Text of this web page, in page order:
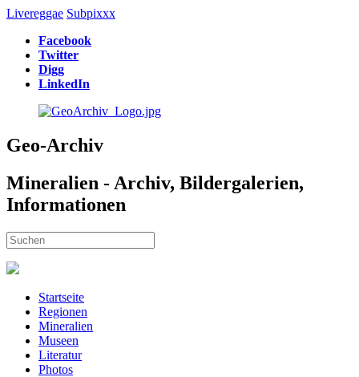
Livereggae Subpixxx
Facebook
Twitter
Digg
LinkedIn
Geo-Archiv
Mineralien - Archiv, Bildergalerien,
Informationen
Startseite
Regionen
Mineralien
Museen
Literatur
Photos